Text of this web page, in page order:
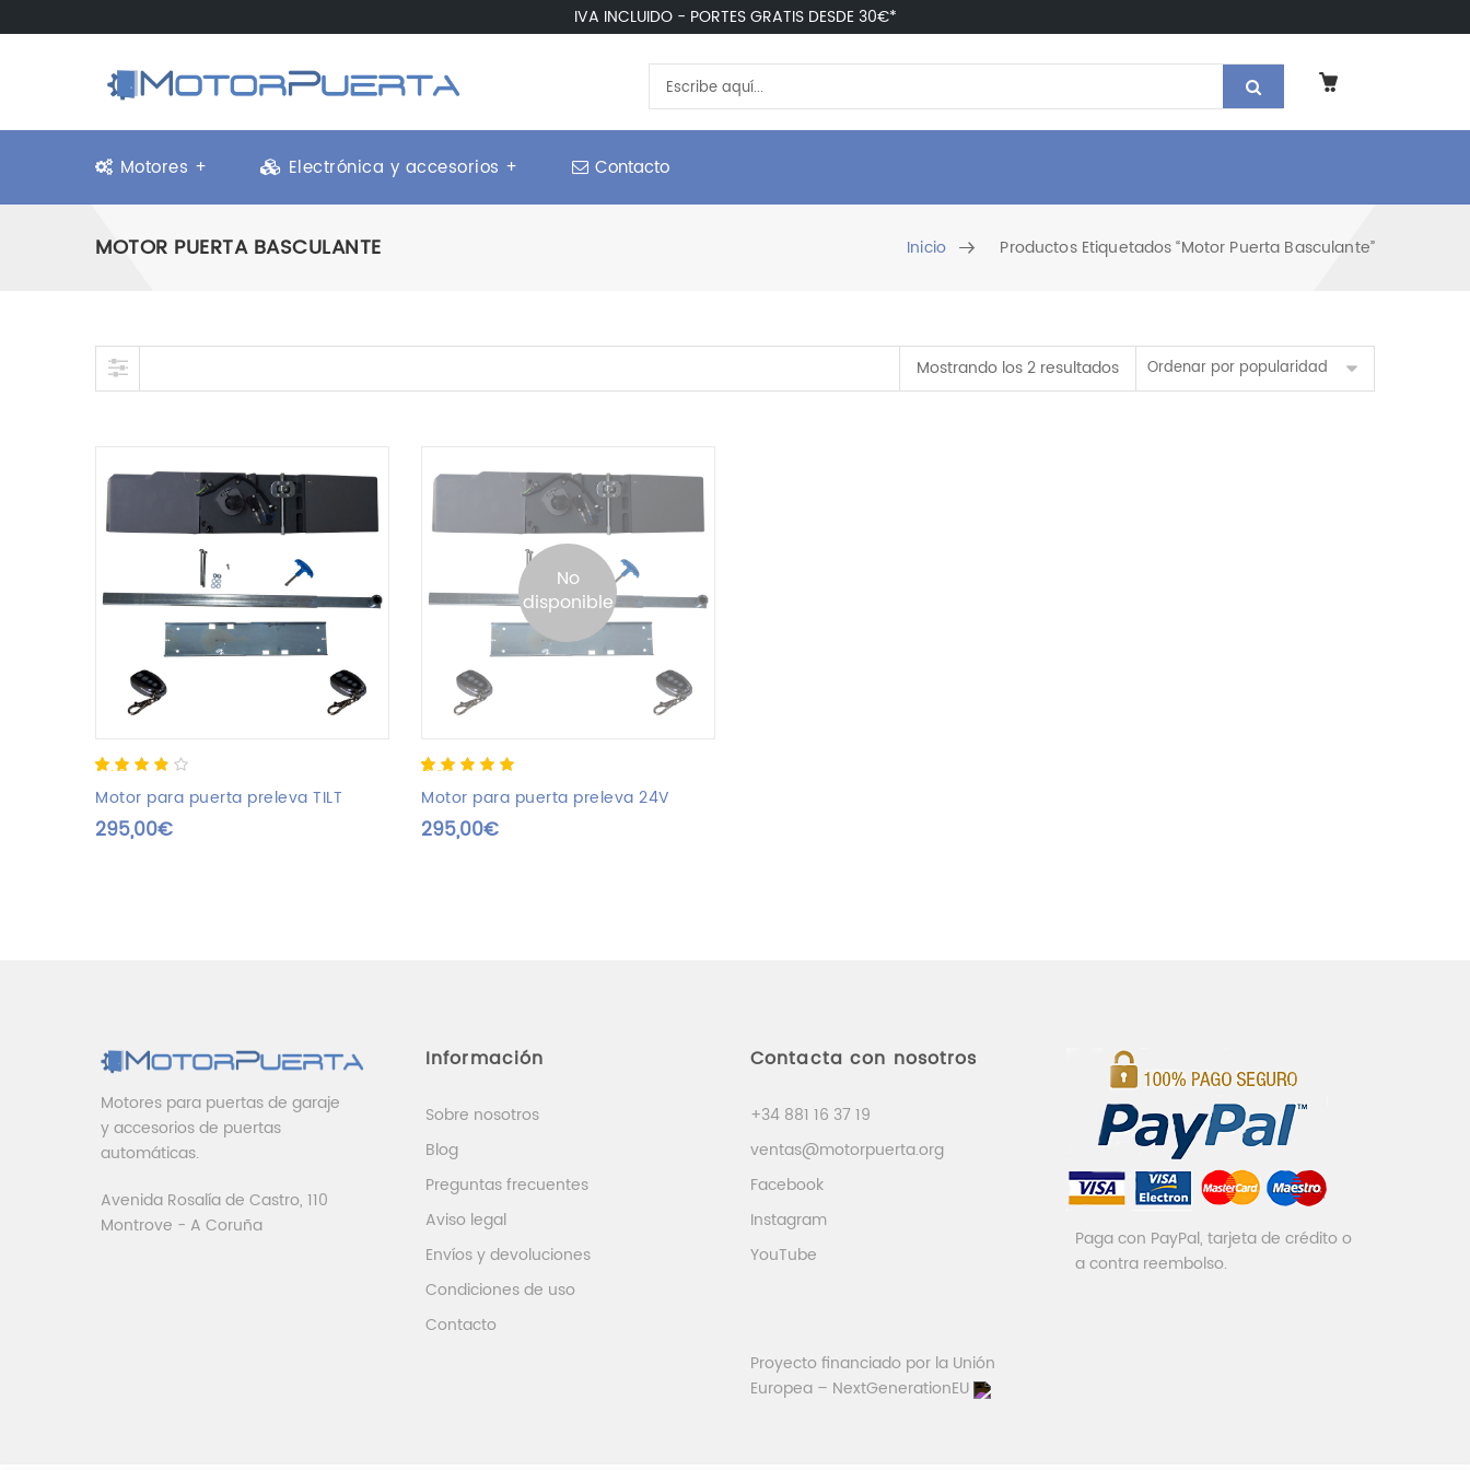
IVA INCLUIDO - PORTES GRATIS DESDE 30€*
Motores + Electrónica y accesorios + Contacto
MOTOR PUERTA BASCULANTE Inicio Productos Etiquetados “motor Puerta Basculante”
Skip to content Ordenar por popularidad
Mostrando los 2 resultadosOrdenado por popularidad
3.67out
of
5
based
3
customer
ratings
Motor para puerta preleva TILT
295,00€
No
disponible
5.00 out of
5
based on
2
customer
ratings
Motor para puerta preleva 24V
295,00€
Motores para puertas de garaje
y accesorios de puertas
automáticas.
Avenida Rosalía de Castro, 110
Montrove - A Coruña
Información
Sobre nosotros
Blog
Preguntas frecuentes
Aviso legal
Envíos y devoluciones
Condiciones de uso
Contacto
Contacta con nosotros
+34 881 16 37 19
ventas@motorpuerta.org
Facebook
Instagram
YouTube
Paga con PayPal, tarjeta de crédito o
a contra reembolso.
Proyecto financiado por la Unión
Europea – NextGenerationEU